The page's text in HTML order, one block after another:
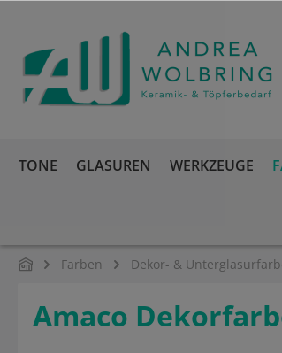
TONE GLASUREN WERKZEUGE
Farben Dekor- &
Amaco